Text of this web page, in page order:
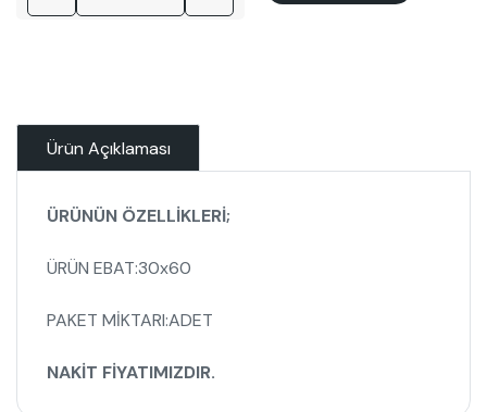
Ürün Açıklaması
ÜRÜNÜN ÖZELLİKLERİ;
ÜRÜN EBAT:30x60
PAKET MİKTARI:ADET
NAKİT FİYATIMIZDIR.